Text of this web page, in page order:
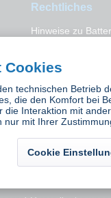
Rechtliches
Hinweise zu
Widerrufsbelehrung
AGB
Impressum
Cookies
technischen Betrieb
die den Komfort bei
Interaktion mit
mit Ihrer
Cookie